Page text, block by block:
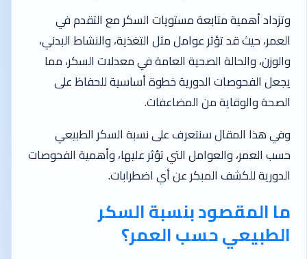
وتزداد أهمية متابعة مستويات السكر مع التقدم في
العمر، حيث قد تؤثر عوامل مثل التغذية، والنشاط البدني،
والوزن، والحالة الصحية العامة في معدلات السكر، مما
يجعل الفحوصات الدورية خطوة أساسية للحفاظ على
الصحة والوقاية من المضاعفات.
وفي هذا المقال سنتعرف على نسبة السكر الطبيعي
حسب العمر، والعوامل التي تؤثر عليها، وأهمية الفحوصات
الدورية للكشف المبكر عن أي اضطرابات.
ما المقصود بنسبة السكر
الطبيعي حسب العمر؟